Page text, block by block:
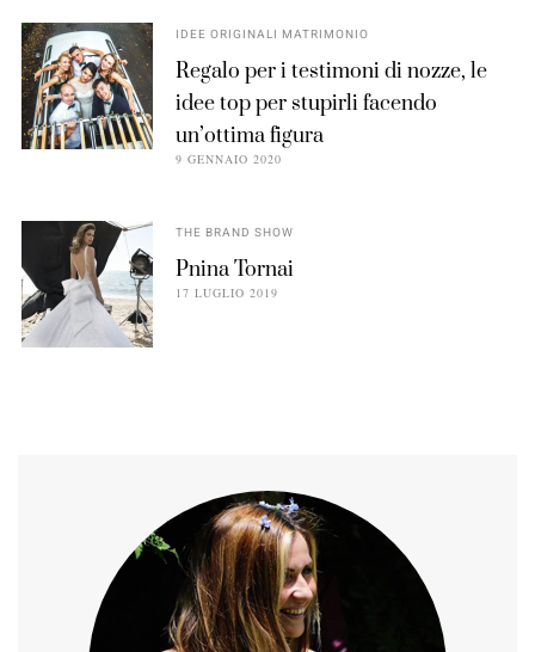
IDEE ORIGINALI MATRIMONIO
Regalo per i testimoni di nozze, le
idee top per stupirli facendo
un’ottima figura
9 GENNAIO 2020
THE BRAND SHOW
Pnina Tornai
17 LUGLIO 2019